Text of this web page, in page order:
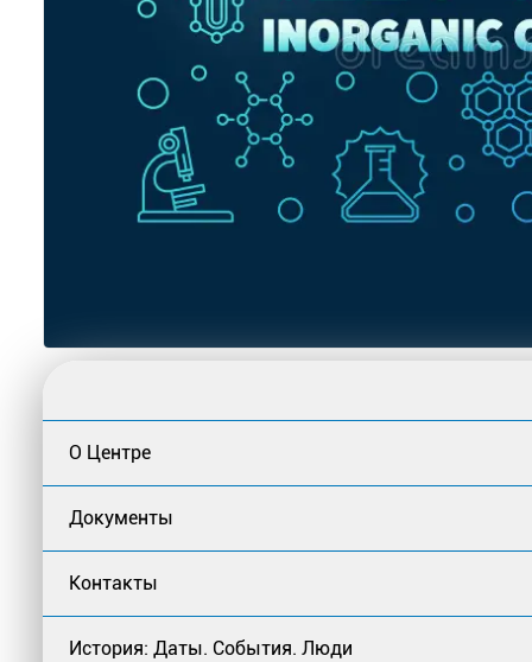
О Центре
Документы
Контакты
История: Даты. События. Люди